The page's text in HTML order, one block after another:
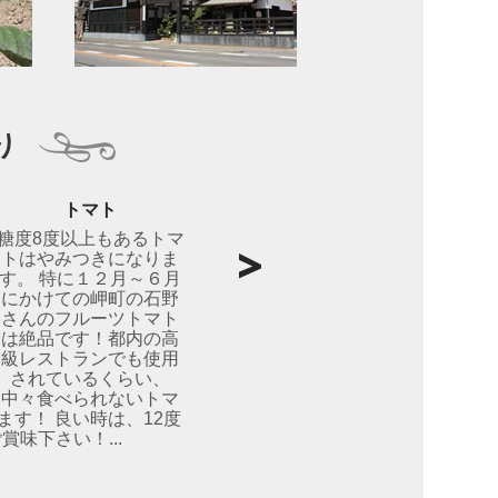
トマト
度8度以上もあるトマ
トはやみつきになりま
す。 特に１２月～６月
にかけての岬町の石野
さんのフルーツトマト
は絶品です！都内の高
級レストランでも使用
されているくらい、
中々食べられないトマ
す！ 良い時は、12度
味下さい！...